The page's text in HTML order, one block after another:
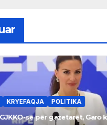
KRYEFAQJA POLITIKA
së për gazetarët, Garo